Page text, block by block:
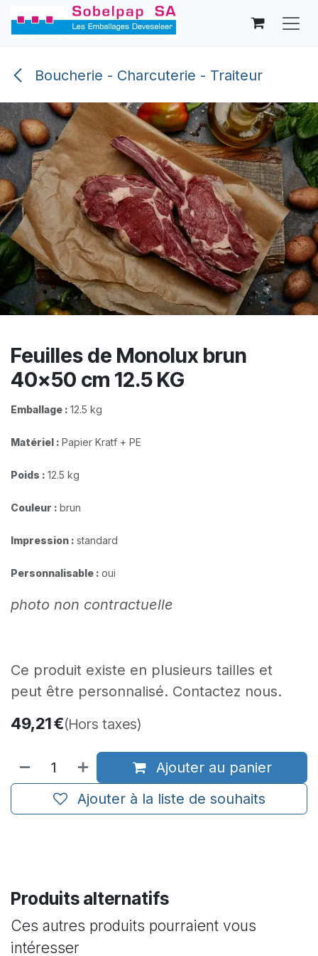
Se rendre au contenu
Boucherie - Charcuterie - Traiteur
Feuilles de Monolux brun
40x50 cm 12.5 KG
Emballage : 12.5 kg
Matériel : Papier Kratf + PE
Poids : 12.5 kg
Couleur : brun
Impression : standard​
Personnalisable : oui
photo non contractuelle
Ce produit existe en plusieurs tailles et
peut être personnalisé. Contactez nous.
49,21€(Hors taxes)
Ajouter au panier
Ajouter à la liste de souhaits
Produits alternatifs
Ces autres produits pourraient vous
intéresser